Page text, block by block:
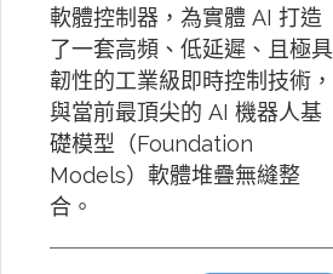
軟體控制器，為實體 AI 打造
了一套高頻、低延遲、且極具
韌性的工業級即時控制技術，
與當前最頂尖的 AI 機器人基
礎模型（Foundation
Models）軟體堆疊無縫整
合。